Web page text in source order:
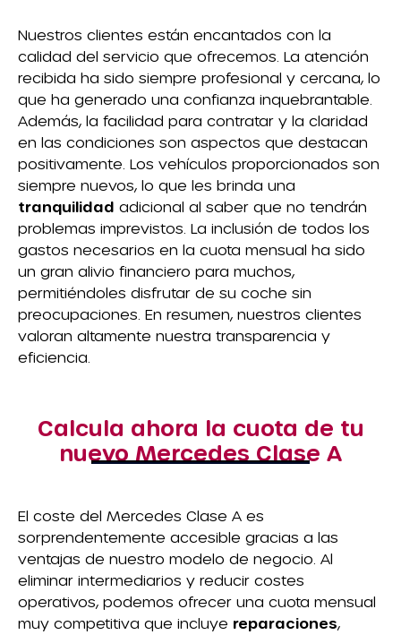
Nuestros clientes están encantados con la
calidad del servicio que ofrecemos. La atención
recibida ha sido siempre profesional y cercana, lo
que ha generado una confianza inquebrantable.
Además, la facilidad para contratar y la claridad
en las condiciones son aspectos que destacan
positivamente. Los vehículos proporcionados son
siempre nuevos, lo que les brinda una
tranquilidad adicional al saber que no tendrán
problemas imprevistos. La inclusión de todos los
gastos necesarios en la cuota mensual ha sido
un gran alivio financiero para muchos,
permitiéndoles disfrutar de su coche sin
preocupaciones. En resumen, nuestros clientes
valoran altamente nuestra transparencia y
eficiencia.
Calcula ahora la cuota de tu
nuevo Mercedes Clase A
El coste del Mercedes Clase A es
sorprendentemente accesible gracias a las
ventajas de nuestro modelo de negocio. Al
eliminar intermediarios y reducir costes
operativos, podemos ofrecer una cuota mensual
muy competitiva que incluye reparaciones,